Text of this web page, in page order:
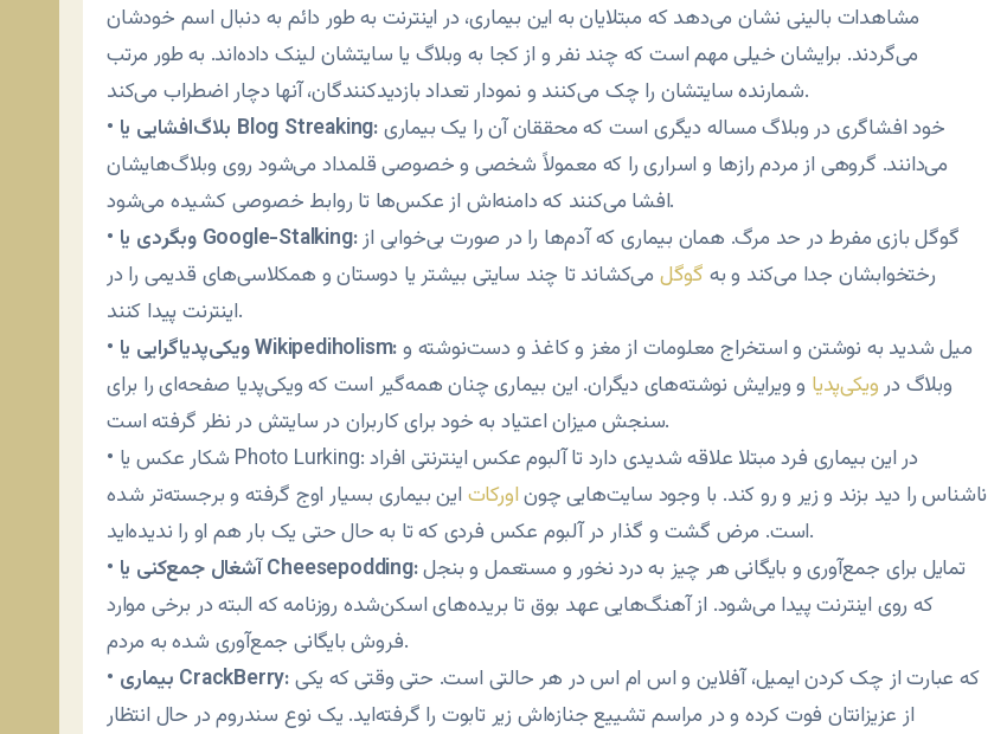
مشاهدات بالینی نشان می‌دهد که مبتلایان به این بیماری، در اینترنت به طور دائم به دنبال اسم خودشان
می‌گردند. برایشان خیلی مهم است که چند نفر و از کجا به وبلاگ یا سایتشان لینک داده‌اند. به طور مرتب
شمارنده سایتشان را چک می‌کنند و نمودار تعداد بازدیدکنندگان، آنها دچار اضطراب می‌کند.
•
بلاگ‌افشایی یا Blog Streaking:
می‌دانند. گروهی از مردم رازها و اسراری را که معمولاً شخصی و خصوصی قلمداد می‌شود روی وبلاگ‌هایشان
افشا می‌کنند که دامنه‌اش از عکس‌ها تا روابط خصوصی کشیده می‌شود.
•
وبگردی یا Google-Stalking:گوگل بازی مفرط در حد مرگ. همان بیماری که آدم‌ها را در صورت بی‌خوابی از
رختخوابشان جدا می‌کند و به گوگل می‌کشاند تا چند سایتی بیشتر یا دوستان و همکلاسی‌های قدیمی را در
اینترنت پیدا کنند.
•
ویکی‌پدیاگرایی یا Wikipediholism:میل شدید به نوشتن و استخراج معلومات از مغز و کاغذ و دست‌نوشته و
وبلاگ در ویکی‌پدیا و ویرایش نوشته‌های دیگران. این بیماری چنان همه‌گیر است که ویکی‌پدیا صفحه‌ای را برای
سنجش میزان اعتیاد به خود برای کاربران در سایتش در نظر گرفته است.
• شکار عکس یا Photo Lurking: در این بیماری فرد مبتلا علاقه شدیدی دارد تا آلبوم عکس اینترنتی افراد
ناشناس را دید بزند و زیر و رو کند. با وجود سایت‌هایی چوناورکات این بیماری بسیار اوج گرفته و برجسته‌تر شده
است. مرض گشت و گذار در آلبوم عکس فردی که تا به حال حتی یک بار هم او را ندیده‌اید.
•
آشغال جمع‌کنی یا Cheesepodding:تمایل برای جمع‌آوری و بایگانی هر چیز به درد نخور و مستعمل و بنجل
که روی اینترنت پیدا می‌شود. از آهنگ‌هایی عهد بوق تا بریده‌های اسکن‌شده روزنامه که البته در برخی موارد
فروش بایگانی جمع‌آوری شده به مردم.
•
بیماری CrackBerry:
از عزیزانتان فوت کرده و در مراسم تشییع جنازه‌اش زیر تابوت را گرفته‌اید. یک نوع سندروم در حال انتظار